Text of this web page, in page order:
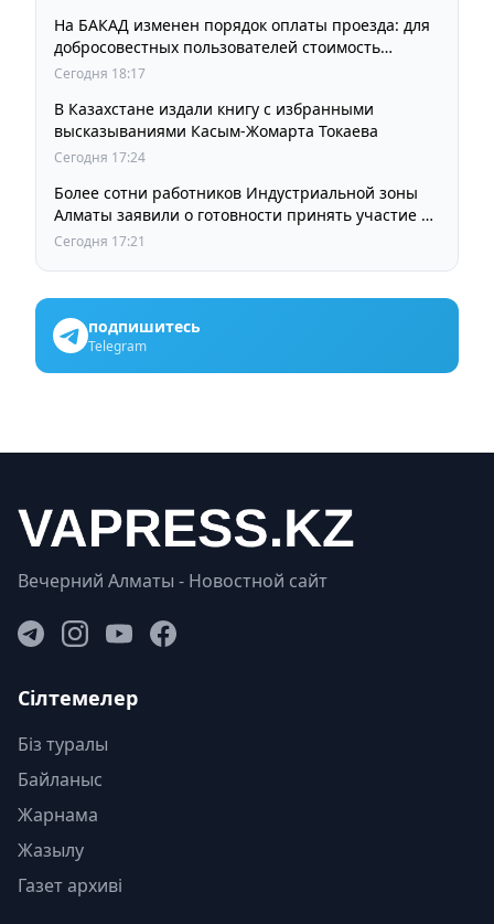
На БАКАД изменен порядок оплаты проезда: для
добросовестных пользователей стоимость
остается прежней
Сегодня 18:17
В Казахстане издали книгу с избранными
высказываниями Касым-Жомарта Токаева
Сегодня 17:24
Более сотни работников Индустриальной зоны
Алматы заявили о готовности принять участие в
выборах членов Курылтая
Сегодня 17:21
подпишитесь
Telegram
Вечерний Алматы - Новостной сайт
Сілтемелер
Біз туралы
Байланыс
Жарнама
Жазылу
Газет архиві